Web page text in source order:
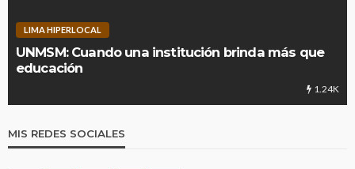
LIMA HIPERLOCAL
UNMSM: Cuando una institución brinda más que
educación
1.24K
MIS REDES SOCIALES